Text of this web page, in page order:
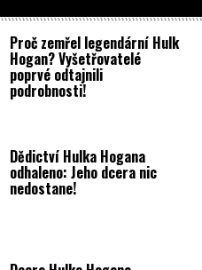
Proč zemřel legendární Hulk
Hogan? Vyšetřovatelé
poprvé odtajnili
podrobnosti!
Dědictví Hulka Hogana
odhaleno: Jeho dcera nic
nedostane!